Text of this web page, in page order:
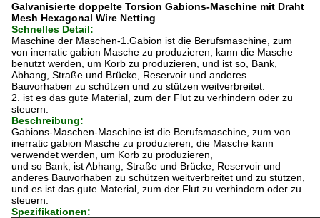
Galvanisierte doppelte Torsion Gabions-Maschine mit Draht
Mesh Hexagonal Wire Netting
Schnelles Detail:
Maschine der Maschen-1.Gabion ist die Berufsmaschine, zum
von inerratic gabion Masche zu produzieren, kann die Masche
benutzt werden , um Korb zu produzieren, und ist so, Bank,
Abhang, Straße und Brücke, Reservoir und anderes
Bauvorhaben zu schützen und zu stützen weitverbreitet
2. ist es das gute Material, zum der Flut zu verhindern oder zu
steuern.
Beschreibung:
Gabions-Maschen-Maschine ist die Berufsmaschine, zum von
inerratic gabion Masche zu produzieren, die Masche kann
verwendet werden, um Korb zu produzieren,
und so Bank, ist Abhang, Straße und Brücke, Reservoir und
anderes Bauvorhaben zu schützen weitverbreitet und zu stützen,
und es ist das gute Material, zum der Flut zu verhindern oder zu
steuern.
Spezifikationen: